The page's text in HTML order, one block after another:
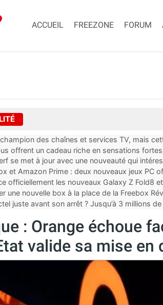
ACCUEIL FREEZONE FORUM
des chaînes et services TV, mais
offrent un cadeau riche en sensations
se met à jour avec une nouveauté qui
...
et Amazon Prime : deux nouveaux jeux PC
officiellement les nouveaux Galaxy Z Fold8
cadeaux
une nouvelle box à la place de la Freebox
juste avant son arrêt ? Jusqu’à 3 millions
: Orange échoue
valide sa mise en